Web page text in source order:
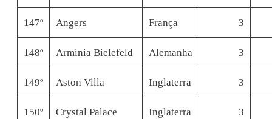
147º Angers França 3
148º Arminia Bielefeld Alemanha 3
149º Aston Villa Inglaterra 3
150º Crystal Palace Inglaterra 3